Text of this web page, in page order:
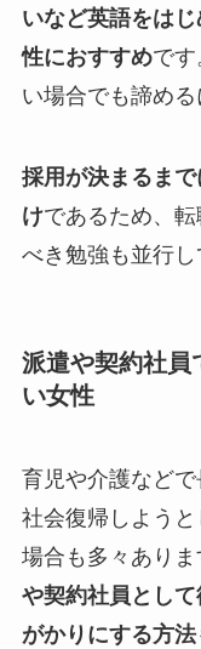
いなど英語をは
性におすすめです
い場合でも諦める
採用が決まるま
けであるため、
べき勉強も並行し
派遣や契約社員
い女性
育児や介護など
社会復帰しよう
場合も多々ありま
や契約社員とし
がかりにする方法